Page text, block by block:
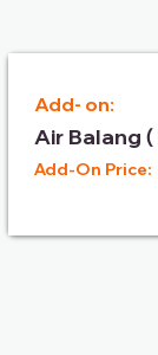
Add- on:
Air Balang (
Add-On Price: